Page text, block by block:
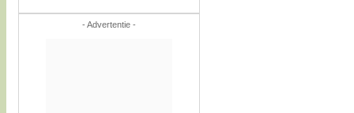
- Advertentie -